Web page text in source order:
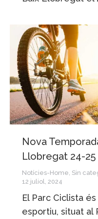
Nova
Llobregat 24-25
Notícies-Home Sin
12 juliol, 2024
El Parc Ciclista
esportiu, situat al